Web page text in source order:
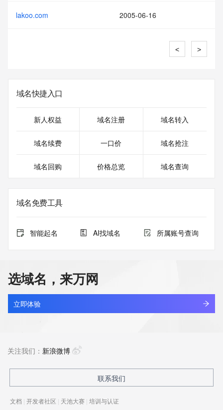
lakoo.com 2005-06-16
< >
域名快捷入口
新人权益 域名注册 域名转入
域名续费 一口价 域名抢注
域名回购 价格总览 域名查询
域名免费工具
智能起名 AI找域名 所属账号查询
选域名，来万网
立即体验
关注我们： 新浪微博
联系我们
文档 | 开发者社区 | 天池大赛 | 培训与认证